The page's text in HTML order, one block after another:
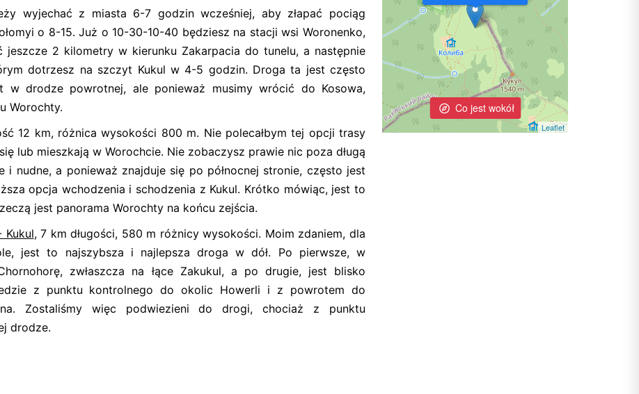
wyjechać z miasta 6-7 godzin wcześniej, aby złapać pociąg
o 8-15. Już o 10-30-10-40 będziesz na stacji wsi Woronenko,
2 kilometry w kierunku Zakarpacia do tunelu, a następnie
dotrzesz na szczyt Kukul w 4-5 godzin. Droga ta jest często
w drodze powrotnej, ale ponieważ musimy wrócić do Kosowa,
Worochty.
12 km, różnica wysokości 800 m. Nie polecałbym tej opcji trasy
lub mieszkają w Worochcie. Nie zobaczysz prawie nic poza długą
i nudne, a ponieważ znajduje się po północnej stronie, często jest
opcja wchodzenia i schodzenia z Kukul. Krótko mówiąc, jest to
jest panorama Worochty na końcu zejścia.
Kukul, 7 km długości, 580 m różnicy wysokości. Moim zdaniem, dla
jest to najszybsza i najlepsza droga w dół. Po pierwsze, w
zwłaszcza na łące Zakukul, a po drugie, jest blisko
z punktu kontrolnego do okolic Howerli i z powrotem do
Zostaliśmy więc podwiezieni do drogi, chociaż z punktu
drodze.
Co jest wokół
Leaflet